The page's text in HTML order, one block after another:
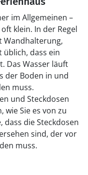
im Allgemeinen –
klein. In der Regel
Wandhalterung,
dass ein
Das Wasser läuft
der Boden in und
muss.
und Steckdosen
Sie es von zu
dass die Steckdosen
sind, der vor
muss.